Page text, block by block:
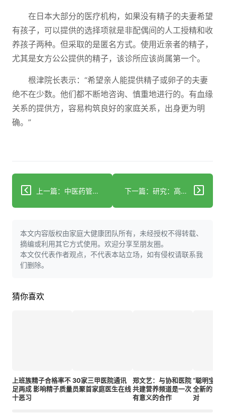
在日本大部分的医疗机构，如果没有精子的夫妻希望
有孩子，可以提供的选择项就是非配偶间的人工授精和收
养孩子两种。但采取的是匿名方式。使用近亲者的精子，
尤其是女方公公提供的精子，该诊所应该尚属第一个。
根津院长表示：“希望亲人能提供精子或卵子的夫妻
绝不在少数。他们都不断地咨询、慎重地进行的。有血缘
关系的提供方，容易构筑良好的家庭关系，出身更为明
确。”
上一篇：中医药管理局：18项针灸国家标准出炉 下一篇：研究：高毒力禽流感病毒株存六种潜在治疗方法
本文内容版权由家庭大健康团队所有，未经授权不得转载、
摘编或利用其它方式使用。欢迎分享至朋友圈。
本文仅代表作者观点，不代表本站立场，如有侵权请联系我
们删除。
猜你喜欢
上班族精子合格率不
足两成 影响精子质量
十恶习
30家三甲医院通讯
员聚首家庭医生在线
郑文艺：与协和医院
共建营养频道是一次
有意义的合作
“聪明宝宝
全新的
对